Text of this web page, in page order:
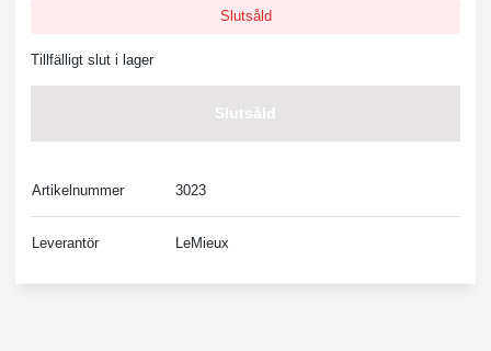
Slutsåld
Tillfälligt slut i lager
Slutsåld
Artikelnummer 3023
Leverantör LeMieux